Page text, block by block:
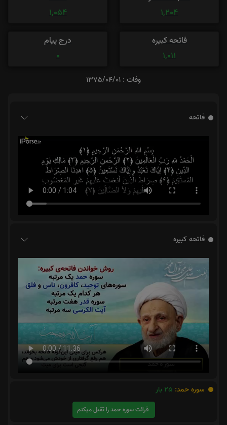
1,204
1,054
فاتحه کبیره
1,011
درج پیام
0
وفات : 1375/04/01
فاتحه
فاتحه کبیره
سوره حمد: 25 بار
قرائت سوره حمد را تقبل میکنم